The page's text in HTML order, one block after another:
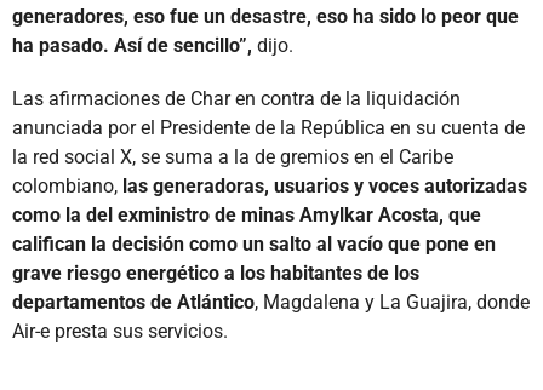
generadores, eso fue un desastre, eso ha sido lo peor que
ha pasado. Así de sencillo”, dijo.
Las afirmaciones de Char en contra de la liquidación
anunciada por el Presidente de la República en su cuenta de
la red social X, se suma a la de gremios en el Caribe
colombiano, las generadoras, usuarios y voces autorizadas
como la del exministro de minas Amylkar Acosta, que
califican la decisión como un salto al vacío que pone en
grave riesgo energético a los habitantes de los
departamentos de Atlántico, Magdalena y La Guajira, donde
Air-e presta sus servicios.